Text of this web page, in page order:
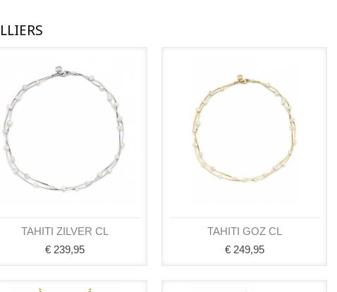
TAHITI ZILVER CL
€ 239,95
TAHITI GOZ CL
€ 249,95